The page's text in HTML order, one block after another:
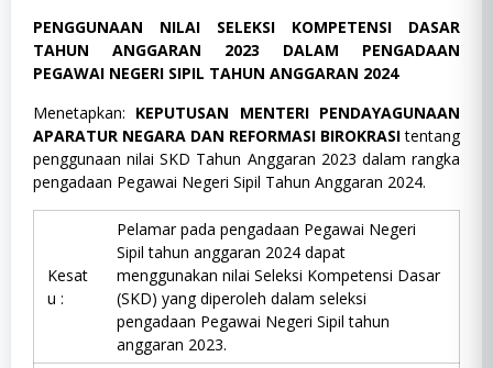
PENGGUNAAN NILAI SELEKSI KOMPETENSI DASAR
TAHUN ANGGARAN 2023 DALAM PENGADAAN
PEGAWAI NEGERI SIPIL TAHUN ANGGARAN 2024
Menetapkan: KEPUTUSAN MENTERI PENDAYAGUNAAN
APARATUR NEGARA DAN REFORMASI BIROKRASItentang
penggunaan nilai SKD Tahun Anggaran 2023 dalam rangka
pengadaan Pegawai Negeri Sipil Tahun Anggaran 2024.
Kesat
u :
Pelamar pada pengadaan Pegawai Negeri
Sipil tahun anggaran 2024 dapat
menggunakan nilai Seleksi Kompetensi Dasar
(SKD) yang diperoleh dalam seleksi
pengadaan Pegawai Negeri Sipil tahun
anggaran 2023.